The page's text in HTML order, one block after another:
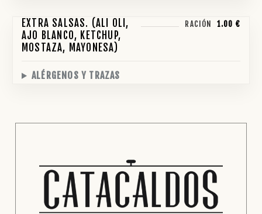
EXTRA SALSAS. (ALI OLI,
AJO BLANCO, KETCHUP,
MOSTAZA, MAYONESA)
RACIÓN 1.00 €
ALÉRGENOS Y TRAZAS